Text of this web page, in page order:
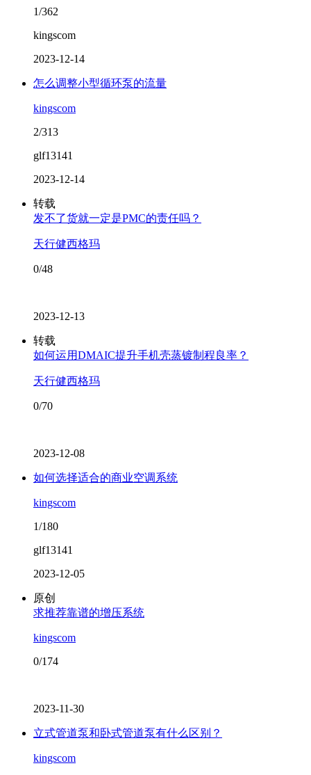
1/362
kingscom
2023-12-14
怎么调整小型循环泵的流量
kingscom
2/313
glf13141
2023-12-14
转载
发不了货就一定是PMC的责任吗？
天行健西格玛
0/48
2023-12-13
转载
如何运用DMAIC提升手机壳蒸镀制程良率？
天行健西格玛
0/70
2023-12-08
如何选择适合的商业空调系统
kingscom
1/180
glf13141
2023-12-05
原创
求推荐靠谱的增压系统
kingscom
0/174
2023-11-30
立式管道泵和卧式管道泵有什么区别？
kingscom